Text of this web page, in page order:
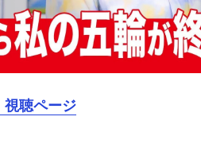
聴ページ